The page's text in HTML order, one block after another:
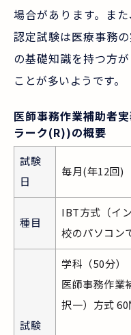
場合があります。ま
認定試験は医療事務
の基礎知識を持つ方
ことが多いようです。
医師事務作業補助者
ラーク(R))の概要
試験
日
毎月(年12回)
種目
IBT方式（イ
校のパソコン
試験
学科（50分）
医師事務作業
択一）方式 60